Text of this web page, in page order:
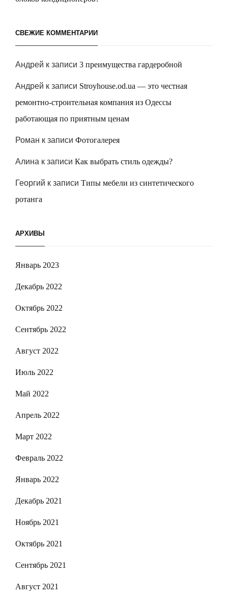
СВЕЖИЕ КОММЕНТАРИИ
Андрей к записи 3 преимущества гардеробной
Андрей к записи Stroyhouse.od.ua — это честная
ремонтно-строительная компания из Одессы
работающая по приятным ценам
Роман к записи Фотогалерея
Алина к записи Как выбрать стиль одежды?
Георгий к записи Типы мебели из синтетического
ротанга
АРХИВЫ
Январь 2023
Декабрь 2022
Октябрь 2022
Сентябрь 2022
Август 2022
Июль 2022
Май 2022
Апрель 2022
Март 2022
Февраль 2022
Январь 2022
Декабрь 2021
Ноябрь 2021
Октябрь 2021
Сентябрь 2021
Август 2021